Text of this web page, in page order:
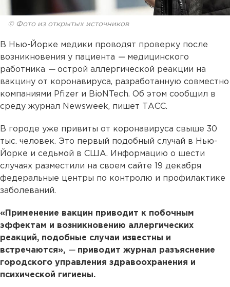
© Фото из открытых источников
В Нью-Йорке медики проводят проверку после
возникновения у пациента —медицинского
работника —острой аллергической реакции на
вакцину от коронавируса, разработанную совместно
компаниями Pfizer и BioNTech. Об этом сообщил в
среду журнал Newsweek, пишет ТАСС.
В городе уже привиты от коронавируса свыше 30
тыс. человек. Это первый подобный случай в Нью-
Йорке и седьмой в США. Информацию о шести
случаях разместили на своем сайте 19 декабря
федеральные центры по контролю и профилактике
заболеваний.
«Применение вакцин приводит к побочным
эффектам и возникновению аллергических
реакций, подобные случаи известны и
встречаются», —приводит журнал разъяснение
городского управления здравоохранения и
психической гигиены.